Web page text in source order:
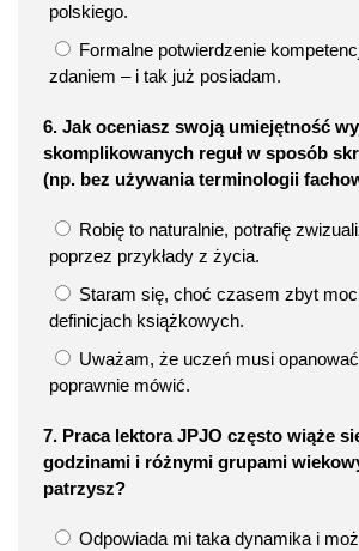
polskiego.
Formalne potwierdzenie
zdaniem – i tak już posiadam.
6. Jak oceniasz swoją umiejętność
skomplikowanych reguł w sposób
(np. bez używania terminologii
Robię to naturalnie, potrafię
poprzez przykłady z życia.
Staram się, choć czasem zbyt
definicjach książkowych.
Uważam, że uczeń musi
poprawnie mówić.
7. Praca lektora JPJO często wiąże
godzinami i różnymi grupami
patrzysz?
Odpowiada mi taka dynamika i